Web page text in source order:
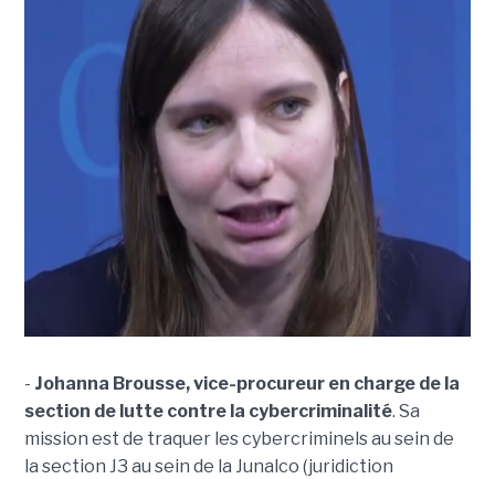
- Johanna Brousse, vice-procureur en charge de la
section de lutte contre la cybercriminalité. Sa
mission est de traquer les cybercriminels au sein de
la section J3 au sein de la Junalco (juridiction